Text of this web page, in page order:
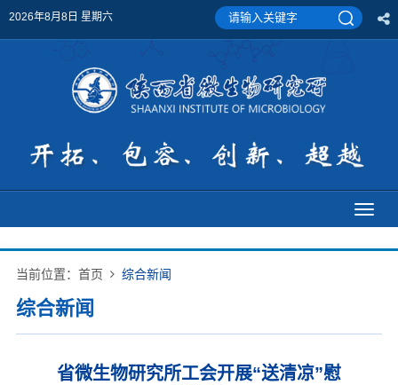
2026年8月8日 星期六
当前位置： 首页 综合新闻
综合新闻
省微生物研究所工会开展“送清凉”慰